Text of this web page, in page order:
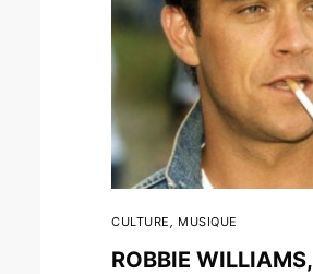
CULTURE MUSIQUE
ROBBIE